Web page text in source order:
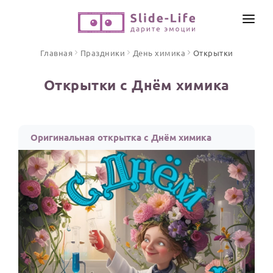
Песни поздравления
Открытки
Стихи и тексты
ПРАЗДНИКИ
С Днем рождения
Юбилей
ИНСТРУМЕНТЫ
ОТЗЫВЫ
Главная Праздники День химика Открытки
Открытки с Днём химика
Оригинальная открытка с Днём химика